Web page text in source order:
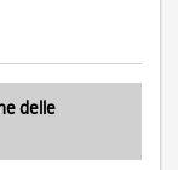
delle